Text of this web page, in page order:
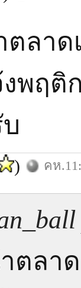
ลาด
พฤติ
) คห
ลาด